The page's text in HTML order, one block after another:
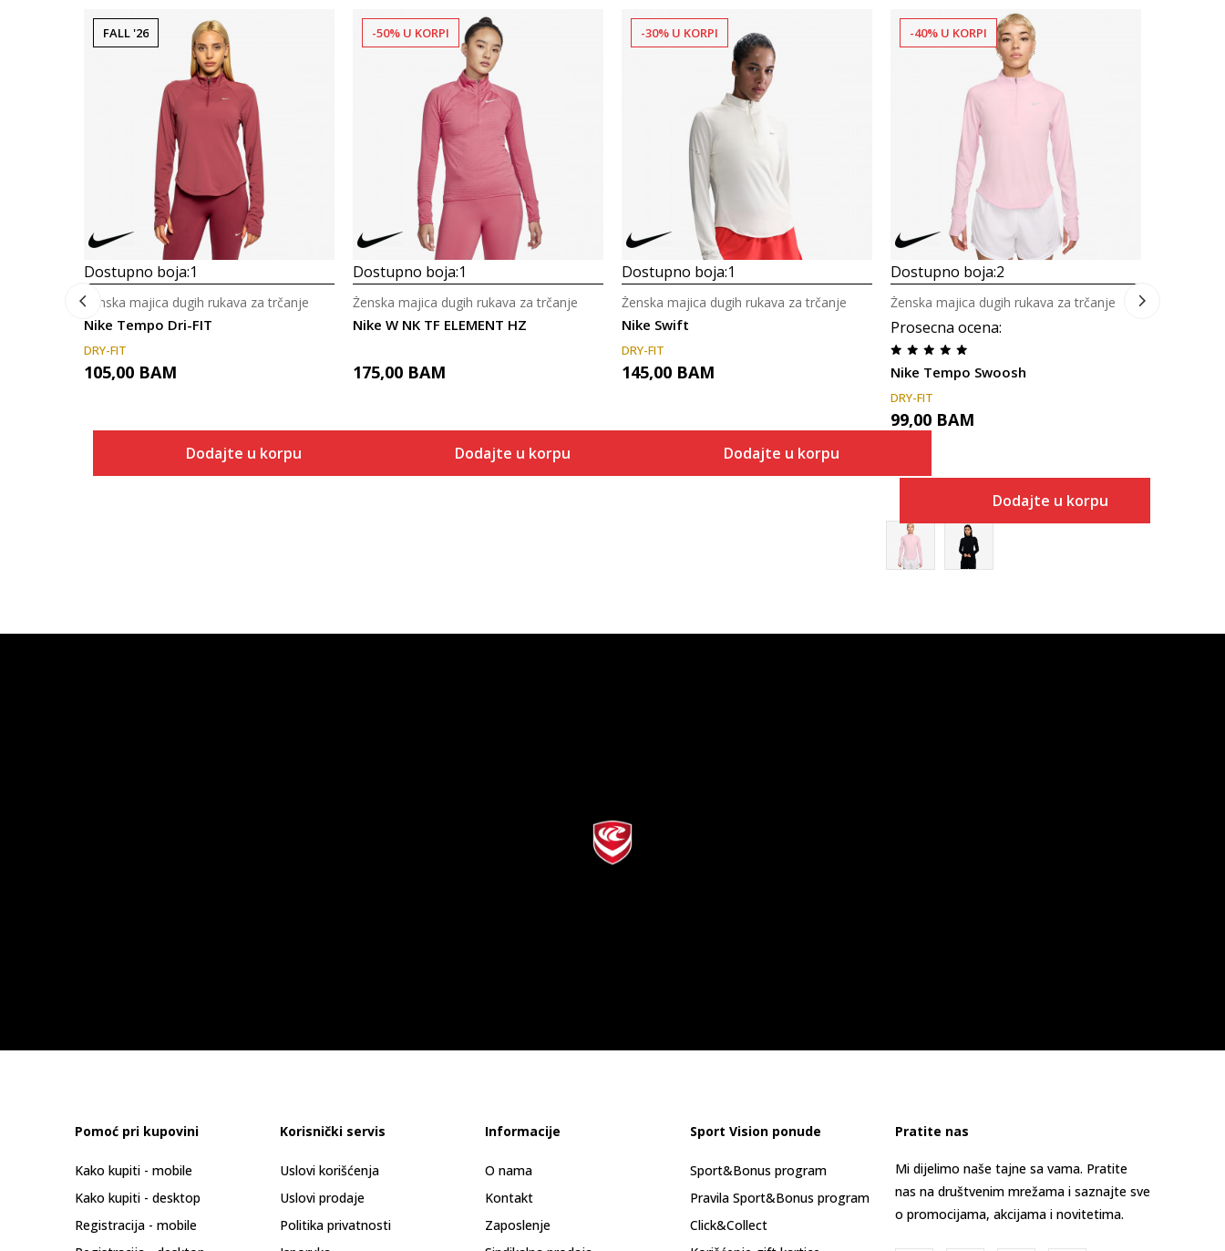
FALL '26
Dostupno boja:1
Nike Tempo Dri-FIT
Ženska majica dugih rukava za trčanje
DRY-FIT
105,00 BAM
Dodajte u korpu
-50% U KORPI
Dostupno boja:1
Nike W NK TF ELEMENT HZ
Ženska majica dugih rukava za trčanje
175,00 BAM
Dodajte u korpu
-30% U KORPI
Dostupno boja:1
Nike Swift
Ženska majica dugih rukava za trčanje
DRY-FIT
145,00 BAM
Dodajte u korpu
-40% U KORPI
Dostupno boja:2
Prosecna ocena:
Nike Tempo Swoosh
Ženska majica dugih rukava za trčanje
DRY-FIT
99,00 BAM
Dodajte u korpu
Pomoć pri kupovini
Kako kupiti - mobile
Kako kupiti - desktop
Registracija - mobile
Korisnički servis
Uslovi korišćenja
Uslovi prodaje
Politika privatnosti
Informacije
O nama
Kontakt
Zaposlenje
Sport Vision ponude
Sport&Bonus program
Pravila Sport&Bonus program
Click&Collect
Pratite nas
Mi dijelimo naše tajne sa vama. Pratite
nas na društvenim mrežama i saznajte sve
o promocijama, akcijama i novitetima.